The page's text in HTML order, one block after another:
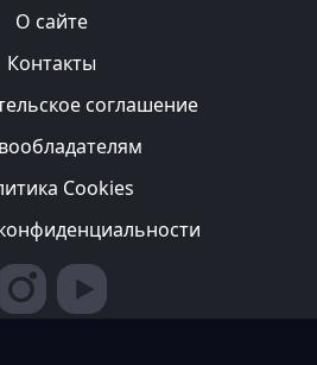
О сайте
Контакты
соглашение
Cookies